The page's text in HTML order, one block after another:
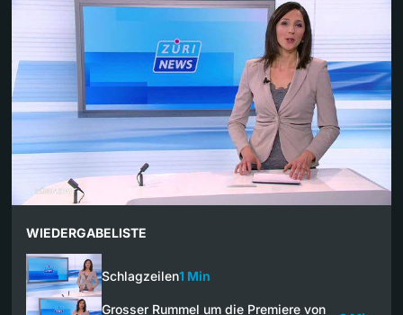
WIEDERGABELISTE
Schlagzeilen1 Min
Grosser Rummel um die Premiere von